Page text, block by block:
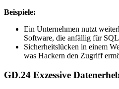
Beispiele:
Ein Unternehmen nutzt
Software, die anfällig für
Sicherheitslücken in einem
was Hackern den Zugriff
GD.24 Exzessive